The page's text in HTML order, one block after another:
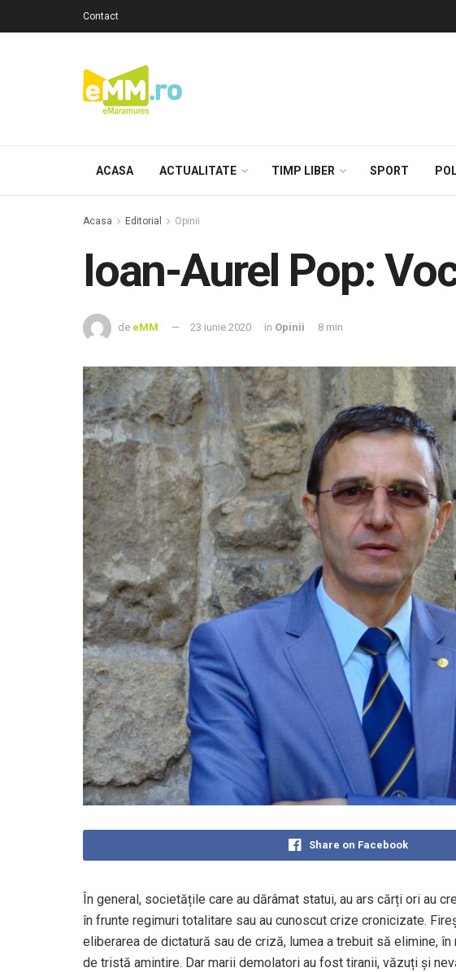
Contact
ACASA ACTUALITATE TIMP LIBER SPORT
Acasa Editorial Opinii
Ioan-Aurel Pop:
de eMM 23 iunie 2020 in Opinii 8 min
Share on Facebook
În general, societățile care au dărâmat statui, au ars cărți ori au
în frunte regimuri totalitare sau au cunoscut crize cronicizate.
eliberarea de dictatură sau de criză, lumea a trebuit să elimine,
de tristă amintire. Dar marii demolatori au fost tiranii, văzuți și